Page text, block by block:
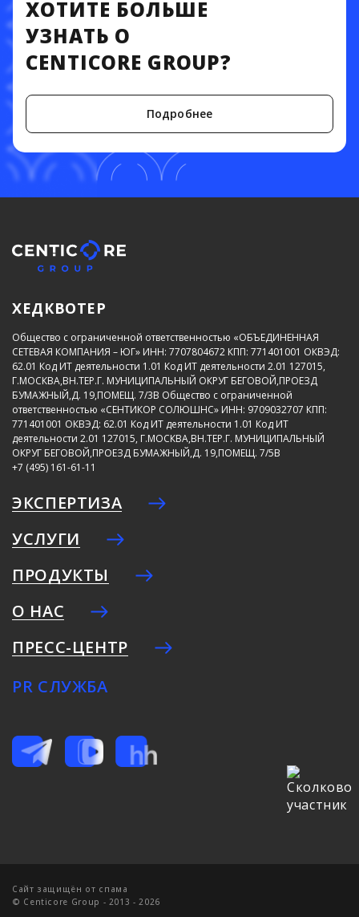
ХОТИТЕ БОЛЬШЕ
УЗНАТЬ О
CENTICORE GROUP?
Подробнее
ХЕДКВОТЕР
Общество с ограниченной ответственностью «ОБЪЕДИНЕННАЯ
СЕТЕВАЯ КОМПАНИЯ – ЮГ» ИНН: 7707804672 КПП: 771401001 ОКВЭД:
62.01 Код ИТ деятельности 1.01 Код ИТ деятельности 2.01 127015,
Г.МОСКВА,ВН.ТЕР.Г. МУНИЦИПАЛЬНЫЙ ОКРУГ БЕГОВОЙ,ПРОЕЗД
БУМАЖНЫЙ,Д. 19,ПОМЕЩ. 7/3В Общество с ограниченной
ответственностью «СЕНТИКОР СОЛЮШНС» ИНН: 9709032707 КПП:
771401001 ОКВЭД: 62.01 Код ИТ деятельности 1.01 Код ИТ
деятельности 2.01 127015, Г.МОСКВА,ВН.ТЕР.Г. МУНИЦИПАЛЬНЫЙ
ОКРУГ БЕГОВОЙ,ПРОЕЗД БУМАЖНЫЙ,Д. 19,ПОМЕЩ. 7/5В
+7 (495) 161-61-11
ЭКСПЕРТИЗА
УСЛУГИ
ПРОДУКТЫ
О НАС
ПРЕСС-ЦЕНТР
PR СЛУЖБА
Cайт защищён от спама
© Centicore Group - 2013 - 2026